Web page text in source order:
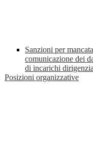
Sanzioni per
comunicazione dei
di incarichi
Posizioni organizzative